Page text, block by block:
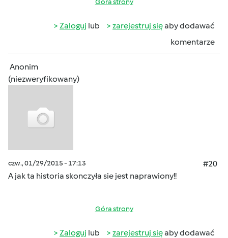
Góra strony
Zaloguj lub zarejestruj sięaby dodawać
komentarze
Anonim
(niezweryfikowany)
czw., 01/29/2015 - 17:13
#20
A jak ta historia skonczyła sie jest naprawiony!!
Góra strony
Zaloguj lub zarejestruj sięaby dodawać